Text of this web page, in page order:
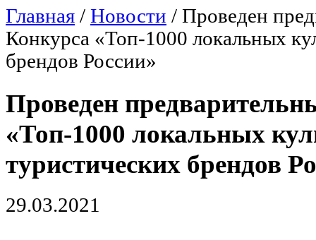
Вы здесь
Главная / Новости / Проведен
Конкурса «Топ-1000 локальных
брендов России»
Проведен
«Топ-1000 локальных
туристических брендов
29.03.2021